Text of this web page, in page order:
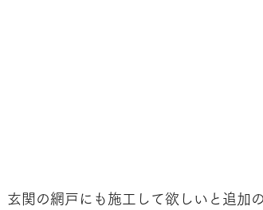
玄関の網戸にも施工して欲しいと追加